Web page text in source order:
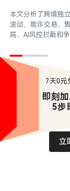
本文分析了跨境独
波动、欺诈交易、
局、AI风控拦截和
7天0元
即刻
5步
立